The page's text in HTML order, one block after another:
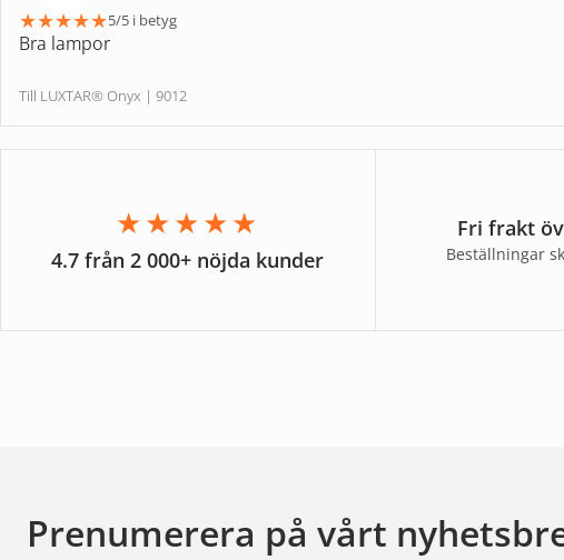
★★★★★5/5 i betyg
Bra lampor
Till LUXTAR® Onyx | 9012
★★★★★
4.7 från 2 000+ nöjda kunder
Fri frakt
Beställningar
Prenumerera på vårt